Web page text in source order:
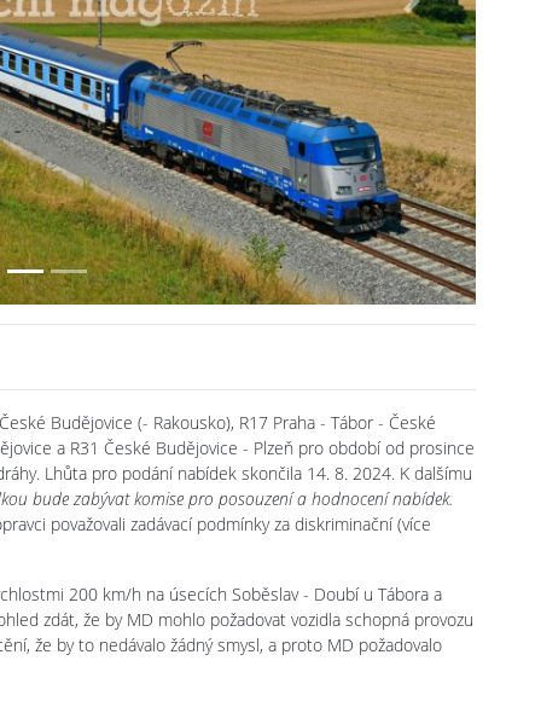
Next
Budějovice (- Rakousko), R17 Praha - Tábor - České
a R31 České Budějovice - Plzeň pro období od prosince
Lhůta pro podání nabídek skončila 14. 8. 2024. K dalšímu
bude zabývat komise pro posouzení a hodnocení nabídek.
považovali zadávací podmínky za diskriminační (více
200 km/h na úsecích Soběslav - Doubí u Tábora a
zdát, že by MD mohlo požadovat vozidla schopná provozu
že by to nedávalo žádný smysl, a proto MD požadovalo